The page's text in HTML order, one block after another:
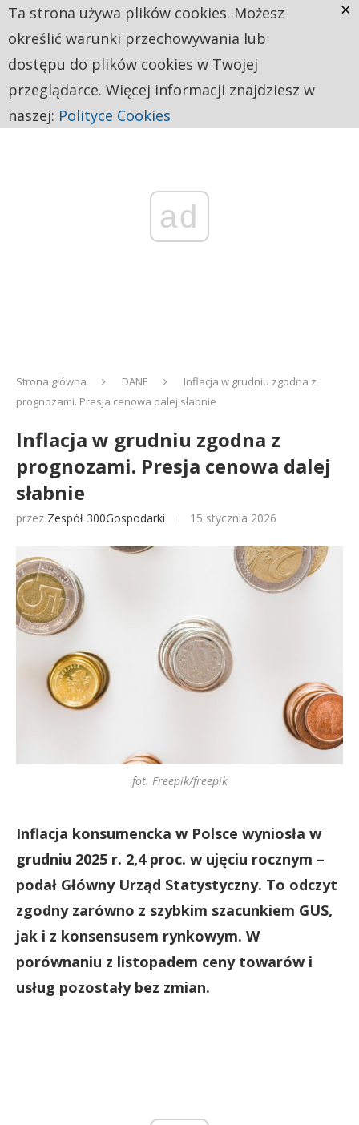
ad
Strona główna DANE
Inflacja w grudniu zgodna z
prognozami. Presja cenowa dalej słabnie
Inflacja w grudniu zgodna z
prognozami. Presja cenowa dalej
słabnie
przez Zespół 300Gospodarki 15 stycznia 2026
fot. Freepik/freepik
Inflacja konsumencka w Polsce wyniosła w
grudniu 2025 r. 2,4 proc. w ujęciu rocznym –
podał Główny Urząd Statystyczny. To odczyt
zgodny zarówno z szybkim szacunkiem GUS,
jak i z konsensusem rynkowym. W
porównaniu z listopadem ceny towarów i
usług pozostały bez zmian.
Ta strona używa plików cookies. Możesz
określić warunki przechowywania lub
dostępu do plików cookies w Twojej
przeglądarce. Więcej informacji znajdziesz w
naszej: Polityce Cookies
×